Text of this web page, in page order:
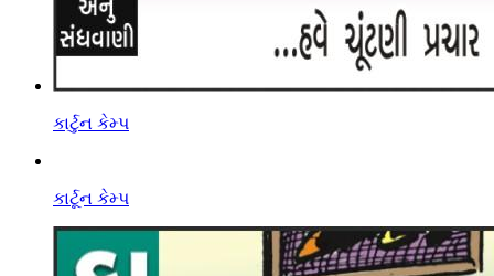
કાર્ટુન કેમ્પ
કાર્ટૂન કેમ્પ